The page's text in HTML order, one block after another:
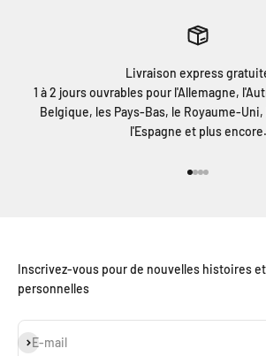
Livraison express
1 à 2 jours ouvrables pour l'Allemagne,
Belgique, les Pays-Bas, le Royaume-
l'Espagne et plus encore.
Inscrivez-vous pour de nouvelles histoires
personnelles
E-mail
S'inscrire